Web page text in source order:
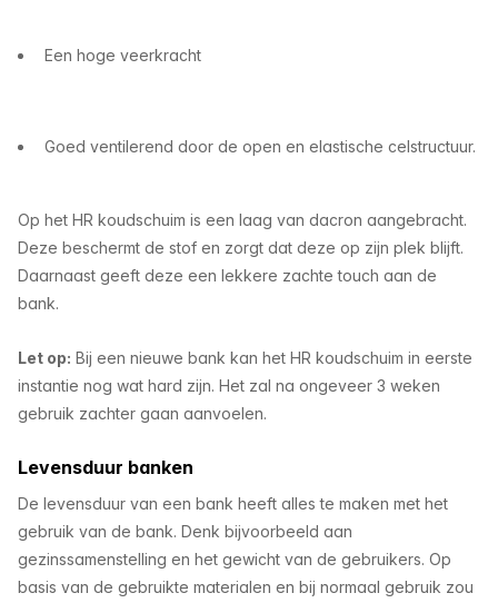
Een hoge veerkracht
Goed ventilerend door de open en elastische celstructuur.
Op het HR koudschuim is een laag van dacron aangebracht.
Deze beschermt de stof en zorgt dat deze op zijn plek blijft.
Daarnaast geeft deze een lekkere zachte touch aan de
bank.
Let op: Bij een nieuwe bank kan het HR koudschuim in eerste
instantie nog wat hard zijn. Het zal na ongeveer 3 weken
gebruik zachter gaan aanvoelen.
Levensduur banken
De levensduur van een bank heeft alles te maken met het
gebruik van de bank. Denk bijvoorbeeld aan
gezinssamenstelling en het gewicht van de gebruikers. Op
basis van de gebruikte materialen en bij normaal gebruik zou